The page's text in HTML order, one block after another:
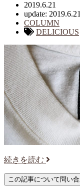
2019.6.21
update: 2019.6.21
COLUMN
DELICIOUS
続きを読む